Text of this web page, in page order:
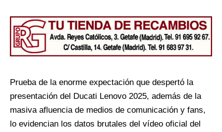
Prueba de la enorme expectación que despertó la
presentación del Ducati Lenovo 2025, además de la
masiva afluencia de medios de comunicación y fans,
lo evidencian los datos brutales del vídeo oficial del